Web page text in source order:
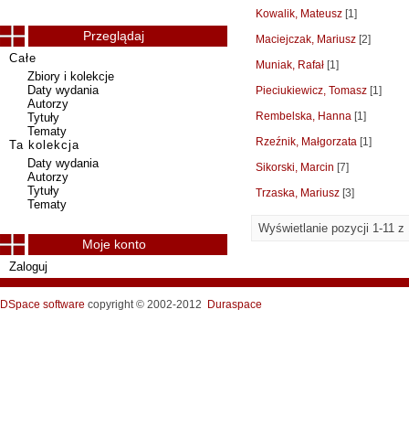
Kowalik, Mateusz [1]
Maciejczak, Mariusz [2]
Muniak, Rafał [1]
Pieciukiewicz, Tomasz [1]
Rembelska, Hanna [1]
Rzeźnik, Małgorzata [1]
Sikorski, Marcin [7]
Trzaska, Mariusz [3]
Wyświetlanie pozycji 1-11 z
Przeglądaj
Całe
Zbiory i kolekcje
Daty wydania
Autorzy
Tytuły
Tematy
Ta kolekcja
Daty wydania
Autorzy
Tytuły
Tematy
Moje konto
Zaloguj
DSpace software copyright © 2002-2012 Duraspace